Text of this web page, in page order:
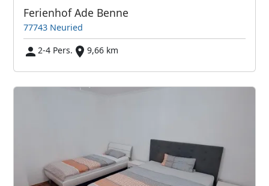
Ferienhof Ade Benne
77743 Neuried
2-4 Pers.
9,66 km